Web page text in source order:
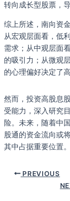
转向成长型股票，
综上所述，南向资
从宏观层面看，低
需求；从中观层面
的吸引力；从微观
的心理偏好决定了
然而，投资高股息
受能力，深入研究
险。未来，随着中
股通的资金流向或
其中占据重要位置。
PREVIOUS